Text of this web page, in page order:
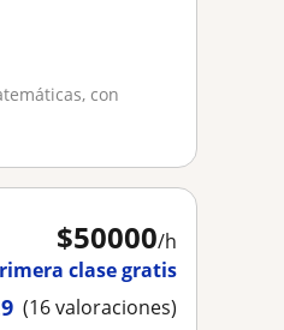
con
$50000/h
clase gratis
(16 valoraciones)